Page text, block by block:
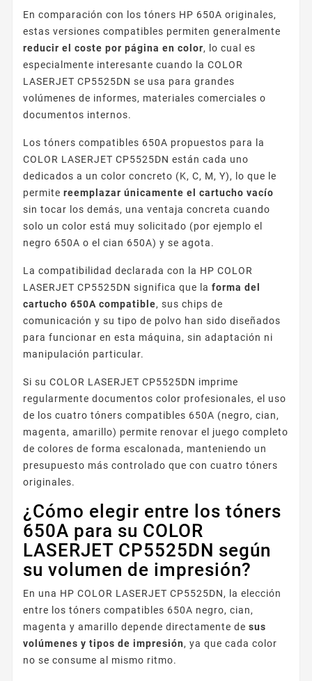
En comparación con los tóners HP 650A originales,
estas versiones compatibles permiten generalmente
reducir el coste por página en color, lo cual es
especialmente interesante cuando la COLOR
LASERJET CP5525DN se usa para grandes
volúmenes de informes, materiales comerciales o
documentos internos.
Los tóners compatibles 650A propuestos para la
COLOR LASERJET CP5525DN están cada uno
dedicados a un color concreto (K, C, M, Y), lo que le
permite reemplazar únicamente el cartucho vacío
sin tocar los demás, una ventaja concreta cuando
solo un color está muy solicitado (por ejemplo el
negro 650A o el cian 650A) y se agota.
La compatibilidad declarada con la HP COLOR
LASERJET CP5525DN significa que la forma del
cartucho 650A compatible, sus chips de
comunicación y su tipo de polvo han sido diseñados
para funcionar en esta máquina, sin adaptación ni
manipulación particular.
Si su COLOR LASERJET CP5525DN imprime
regularmente documentos color profesionales, el uso
de los cuatro tóners compatibles 650A (negro, cian,
magenta, amarillo) permite renovar el juego completo
de colores de forma escalonada, manteniendo un
presupuesto más controlado que con cuatro tóners
originales.
¿Cómo elegir entre los tóners
650A para su COLOR
LASERJET CP5525DN según
su volumen de impresión?
En una HP COLOR LASERJET CP5525DN, la elección
entre los tóners compatibles 650A negro, cian,
magenta y amarillo depende directamente de sus
volúmenes y tipos de impresión, ya que cada color
no se consume al mismo ritmo.